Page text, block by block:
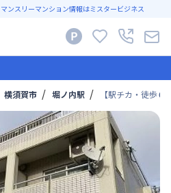
ンスリーマンション情報はミスタービジネス
横須賀市 堀ノ内駅 【駅チカ・徒歩